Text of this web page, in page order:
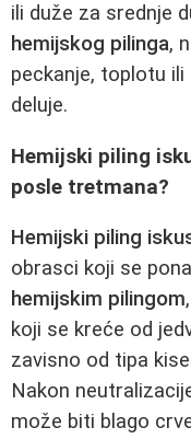
ili duže za srednje
hemijskog pilinga,
peckanje, toplotu
deluje.
Hemijski piling
posle tretmana?
Hemijski piling
obrasci koji se
hemijskim pilingom
koji se kreće od
zavisno od tipa
Nakon
može biti blago